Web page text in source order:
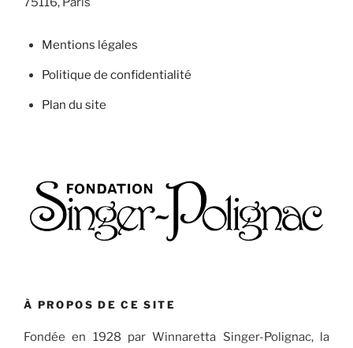
Mentions légales
Politique de confidentialité
Plan du site
À PROPOS DE CE SITE
Fondée en 1928 par Winnaretta Singer-Polignac, la